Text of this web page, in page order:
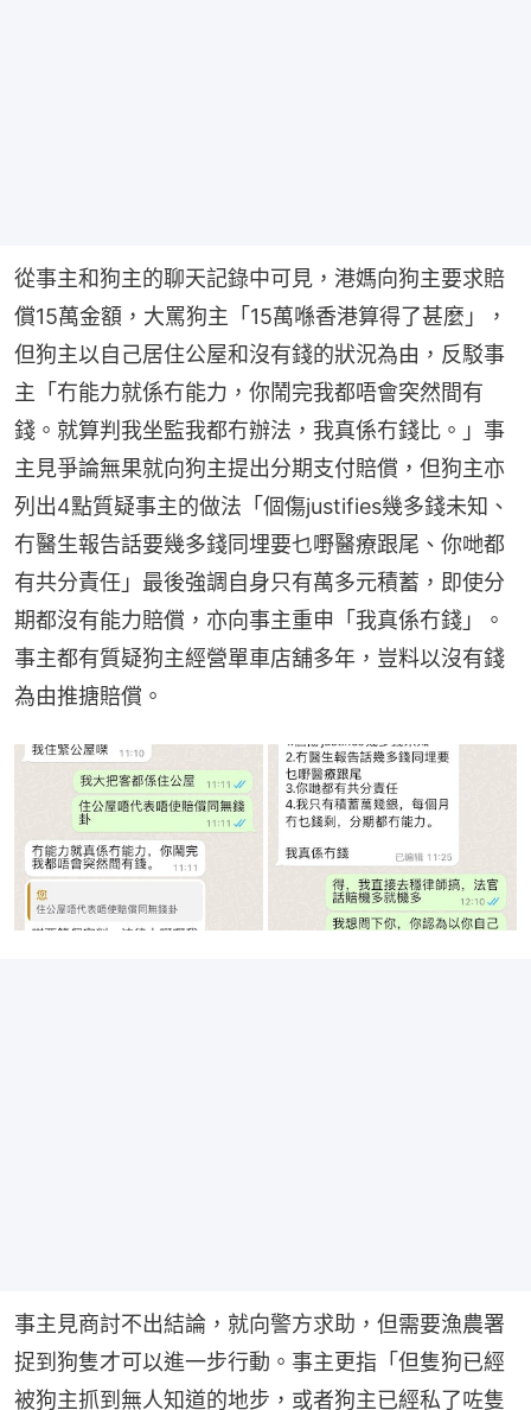
從事主和狗主的聊天記錄中可見，港媽向狗主要求賠
償15萬金額，大罵狗主「15萬喺香港算得了甚麼」，
但狗主以自己居住公屋和沒有錢的狀況為由，反駁事
主「冇能力就係冇能力，你鬧完我都唔會突然間有
錢。就算判我坐監我都冇辦法，我真係冇錢比。」事
主見爭論無果就向狗主提出分期支付賠償，但狗主亦
列出4點質疑事主的做法「個傷justifies幾多錢未知、
冇醫生報告話要幾多錢同埋要乜嘢醫療跟尾、你哋都
有共分責任」最後強調自身只有萬多元積蓄，即使分
期都沒有能力賠償，亦向事主重申「我真係冇錢」。
事主都有質疑狗主經營單車店舖多年，豈料以沒有錢
為由推搪賠償。
事主見商討不出結論，就向警方求助，但需要漁農署
捉到狗隻才可以進一步行動。事主更指「但隻狗已經
被狗主抓到無人知道的地步，或者狗主已經私了咗隻